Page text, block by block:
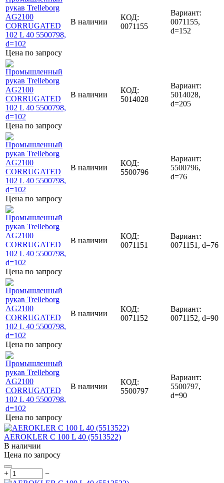
Цена по запросу
В наличии
КОД:
0071155
Вариант:
0071155,
d=152
Цена по запросу
В наличии
КОД:
5014028
Вариант:
5014028,
d=205
Цена по запросу
В наличии
КОД:
5500796
Вариант:
5500796,
d=76
Цена по запросу
В наличии
КОД:
0071151
Вариант:
0071151, d=76
Цена по запросу
В наличии
КОД:
0071152
Вариант:
0071152, d=90
Цена по запросу
В наличии
КОД:
5500797
Вариант:
5500797,
d=90
AEROKLER C 100 L 40 (5513522)
В наличии
Цена по запросу
+ −